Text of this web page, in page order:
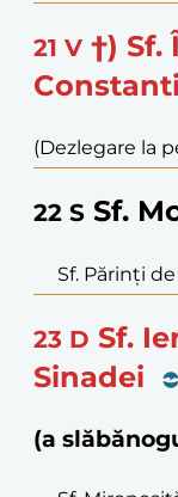
21 V †) Sf.
(Dezlegare la
22 S Sf.
Sf. Părinți
23 D Sf.
Sinadei
(a